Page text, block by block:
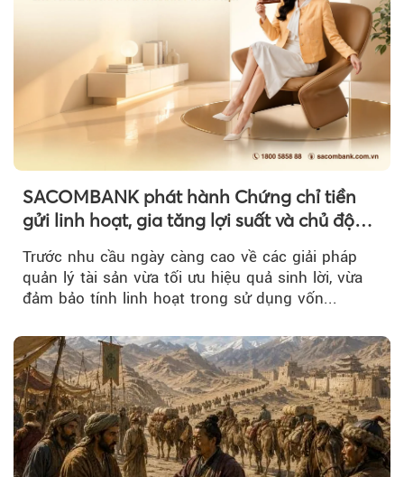
SACOMBANK phát hành Chứng chỉ tiền
gửi linh hoạt, gia tăng lợi suất và chủ động
nguồn vốn cho khách hàng
Trước nhu cầu ngày càng cao về các giải pháp
quản lý tài sản vừa tối ưu hiệu quả sinh lời, vừa
đảm bảo tính linh hoạt trong sử dụng vốn...